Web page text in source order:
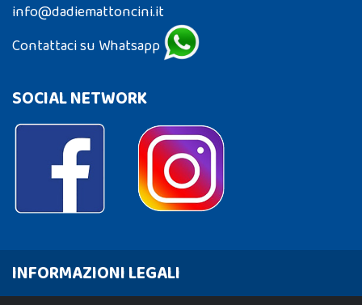
info@dadiemattoncini.it
Contattaci su Whatsapp
SOCIAL NETWORK
INFORMAZIONI LEGALI